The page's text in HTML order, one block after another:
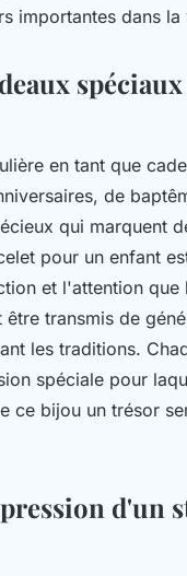
importantes dans
en tant que
de
qui marquent
pour un enfant
et l'attention que
transmis de
les traditions.
spéciale pour
ce bijou un trésor
d'un